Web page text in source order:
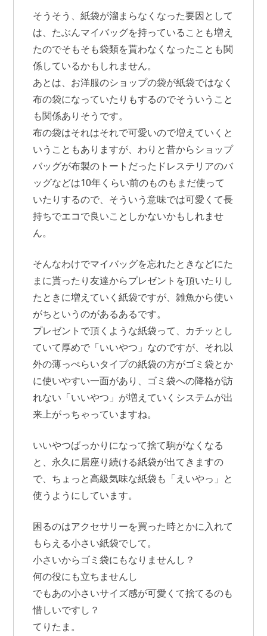
そうそう、紙袋が溜まらなくなった要因として
は、たぶんマイバッグを持っていることも増え
たのでそもそも袋類を貰わなくなったことも関
係しているかもしれません。
あとは、お洋服のショップの袋が紙袋ではなく
布の袋になっていたりもするのでそういうこと
も関係ありそうです。
布の袋はそれはそれで可愛いので増えていくと
いうこともありますが、わりと昔からショップ
バッグが布製のトートだったドレステリアのバ
ッグなどは10年くらい前のものもまだ使って
いたりするので、そういう意味では可愛くて長
持ちでエコで良いことしかないかもしれませ
ん。
そんなわけでマイバッグを忘れたときなどにた
まに貰ったり友達からプレゼントを頂いたりし
たときに増えていく紙袋ですが、雑魚から使い
がちというのがあるあるです。
プレゼントで頂くような紙袋って、カチッとし
ていて厚めで「いいやつ」なのですが、それ以
外の薄っぺらいタイプの紙袋の方がゴミ袋とか
に使いやすい一面があり、ゴミ袋への降格が訪
れない「いいやつ」が増えていくシステムが出
来上がっちゃっていますね。
いいやつばっかりになって捨て駒がなくなる
と、永久に居座り続ける紙袋が出てきますの
で、ちょっと高級気味な紙袋も「えいやっ」と
使うようにしています。
困るのはアクセサリーを買った時とかに入れて
もらえる小さい紙袋でして。
小さいからゴミ袋にもなりませんし？
何の役にも立ちませんし
でもあの小さいサイズ感が可愛くて捨てるのも
惜しいですし？
てりたま。